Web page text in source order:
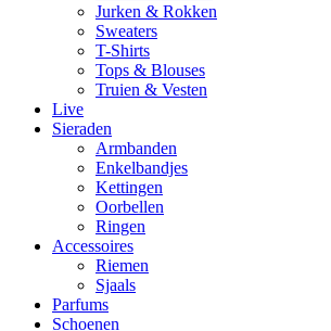
Jurken & Rokken
Sweaters
T-Shirts
Tops & Blouses
Truien & Vesten
Live
Sieraden
Armbanden
Enkelbandjes
Kettingen
Oorbellen
Ringen
Accessoires
Riemen
Sjaals
Parfums
Schoenen